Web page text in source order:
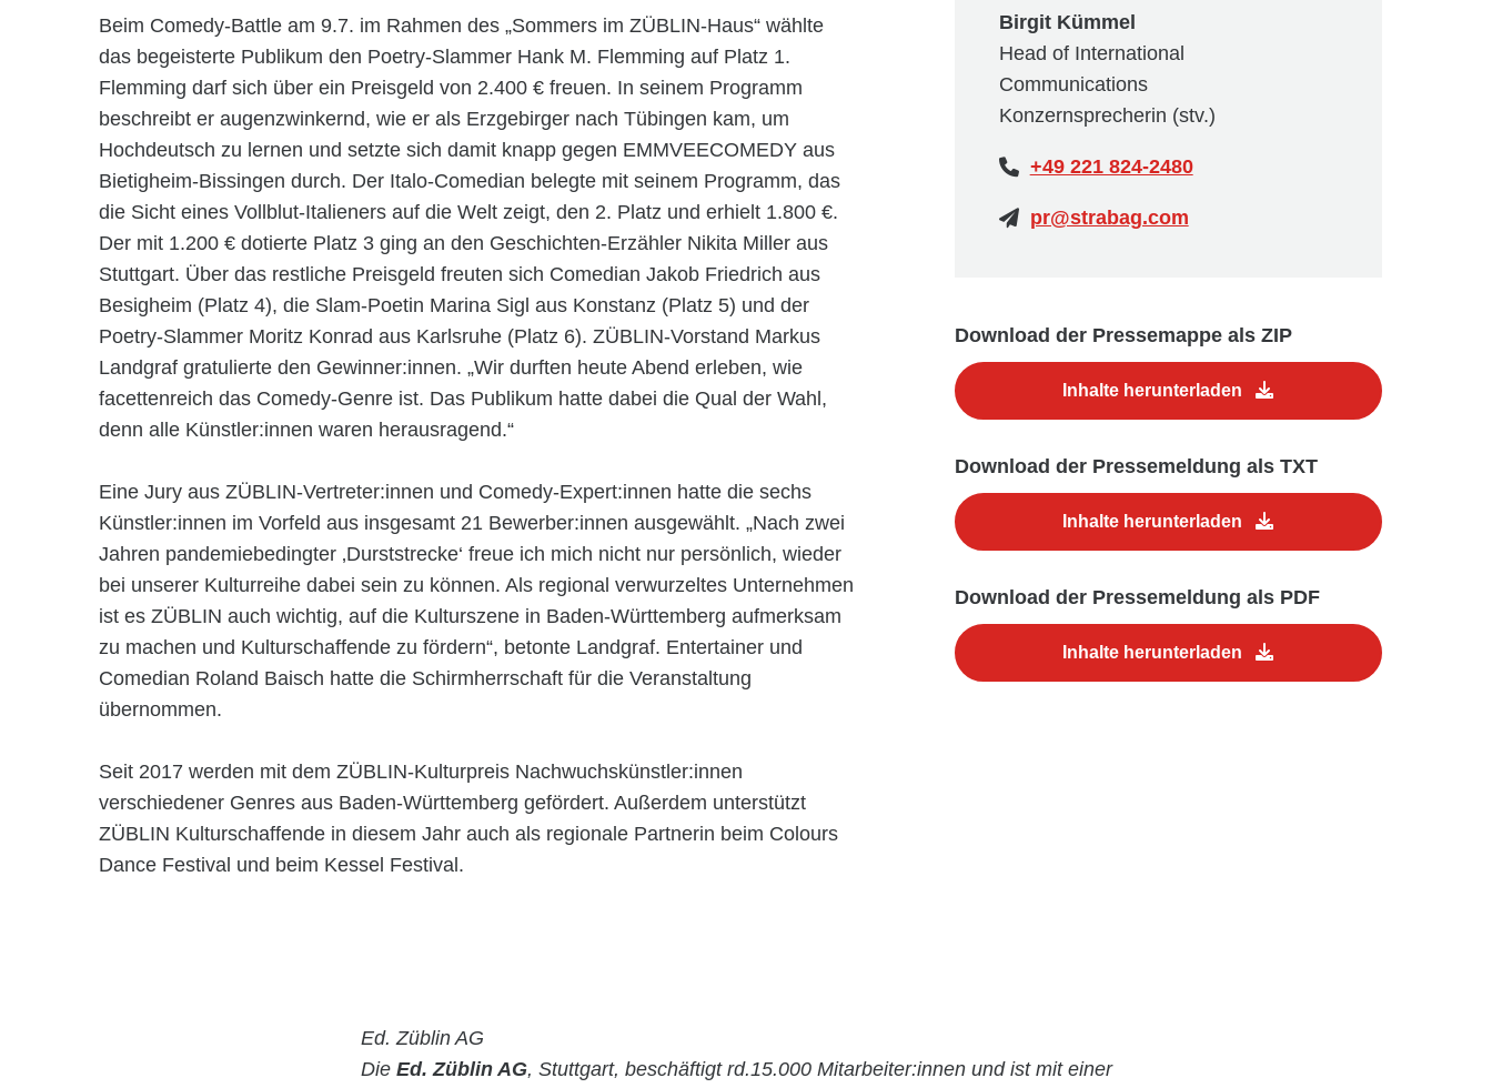
Beim Comedy-Battle am 9.7. im Rahmen des „Sommers im ZÜBLIN-Haus“ wählte
das begeisterte Publikum den Poetry-Slammer Hank M. Flemming auf Platz 1.
Flemming darf sich über ein Preisgeld von 2.400 € freuen. In seinem Programm
beschreibt er augenzwinkernd, wie er als Erzgebirger nach Tübingen kam, um
Hochdeutsch zu lernen und setzte sich damit knapp gegen EMMVEECOMEDY aus
Bietigheim-Bissingen durch. Der Italo-Comedian belegte mit seinem Programm, das
die Sicht eines Vollblut-Italieners auf die Welt zeigt, den 2. Platz und erhielt 1.800 €.
Der mit 1.200 € dotierte Platz 3 ging an den Geschichten-Erzähler Nikita Miller aus
Stuttgart. Über das restliche Preisgeld freuten sich Comedian Jakob Friedrich aus
Besigheim (Platz 4), die Slam-Poetin Marina Sigl aus Konstanz (Platz 5) und der
Poetry-Slammer Moritz Konrad aus Karlsruhe (Platz 6). ZÜBLIN-Vorstand Markus
Landgraf gratulierte den Gewinner:innen. „Wir durften heute Abend erleben, wie
facettenreich das Comedy-Genre ist. Das Publikum hatte dabei die Qual der Wahl,
denn alle Künstler:innen waren herausragend.“
Eine Jury aus ZÜBLIN-Vertreter:innen und Comedy-Expert:innen hatte die sechs
Künstler:innen im Vorfeld aus insgesamt 21 Bewerber:innen ausgewählt. „Nach zwei
Jahren pandemiebedingter ‚Durststrecke‘ freue ich mich nicht nur persönlich, wieder
bei unserer Kulturreihe dabei sein zu können. Als regional verwurzeltes Unternehmen
ist es ZÜBLIN auch wichtig, auf die Kulturszene in Baden-Württemberg aufmerksam
zu machen und Kulturschaffende zu fördern“, betonte Landgraf. Entertainer und
Comedian Roland Baisch hatte die Schirmherrschaft für die Veranstaltung
übernommen.
Seit 2017 werden mit dem ZÜBLIN-Kulturpreis Nachwuchskünstler:innen
verschiedener Genres aus Baden-Württemberg gefördert. Außerdem unterstützt
ZÜBLIN Kulturschaffende in diesem Jahr auch als regionale Partnerin beim Colours
Dance Festival und beim Kessel Festival.
Download der Pressemappe als ZIP
Inhalte herunterladen
Download der Pressemeldung als TXT
Inhalte herunterladen
Download der Pressemeldung als PDF
Inhalte herunterladen
Birgit Kümmel
Head of International
Communications
Konzernsprecherin (stv.)
+49 221 824-2480
pr@strabag.com
Ed. Züblin AG
Die Ed. Züblin AG, Stuttgart, beschäftigt rd.15.000 Mitarbeiter:innen und ist mit einer